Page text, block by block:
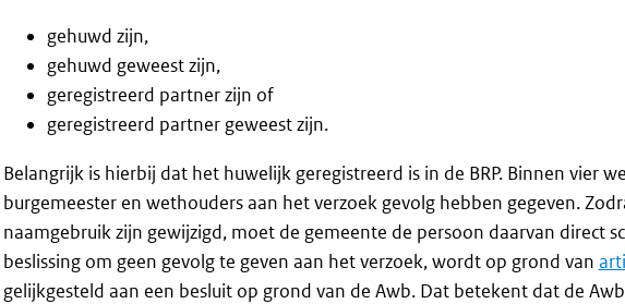
gehuwd zijn,
gehuwd geweest zijn,
geregistreerd partner zijn of
geregistreerd partner geweest zijn.
Belangrijk is hierbij dat het huwelijk geregistreerd is in de BRP. Binnen vier
burgemeester en wethouders aan het verzoek gevolg hebben gegeven.
naamgebruik zijn gewijzigd, moet de gemeente de persoon daarvan direct
beslissing om geen gevolg te geven aan het verzoek, wordt op grond van
gelijkgesteld aan een besluit op grond van de Awb. Dat betekent dat de